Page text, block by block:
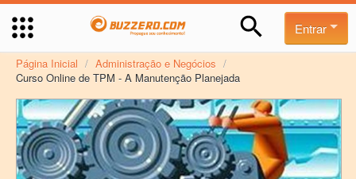
Entrar
Página Inicial / Administração e Negócios /
Curso Online de TPM - A Manutenção Planejada